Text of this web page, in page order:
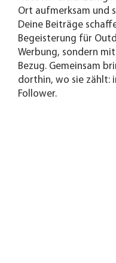
Ort aufmerksam und
Deine Beiträge
Begeisterung für
Werbung, sondern
Bezug. Gemeinsam
dorthin, wo sie zählt:
Follower.